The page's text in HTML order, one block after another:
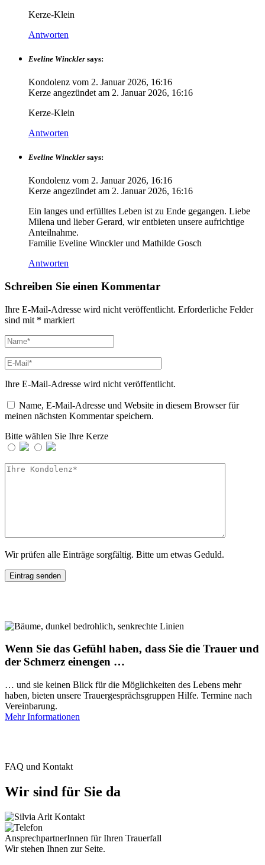
Kerze-Klein
Antworten
Eveline Winckler says:
Kondolenz vom 2. Januar 2026, 16:16
Kerze angezündet am 2. Januar 2026, 16:16
Kerze-Klein
Antworten
Eveline Winckler says:
Kondolenz vom 2. Januar 2026, 16:16
Kerze angezündet am 2. Januar 2026, 16:16
Ein langes und erfülltes Leben ist zu Ende gegangen. Liebe
Milena und lieber Gerard, wir entbieten unsere aufrichtige
Anteilnahme.
Familie Eveline Winckler und Mathilde Gosch
Antworten
Schreiben Sie einen Kommentar
Ihre E-Mail-Adresse wird nicht veröffentlicht. Erforderliche Felder
sind mit * markiert
Ihre E-Mail-Adresse wird nicht veröffentlicht.
Name, E-Mail-Adresse und Website in diesem Browser für
meinen nächsten Kommentar speichern.
Bitte wählen Sie Ihre Kerze
Wir prüfen alle Einträge sorgfältig. Bitte um etwas Geduld.
Wenn Sie das Gefühl haben, dass Sie die Trauer und
der Schmerz einengen …
… und sie keinen Blick für die Möglichkeiten des Lebens mehr
haben, bieten unsere Trauergesprächsgruppen Hilfe. Termine nach
Vereinbarung.
Mehr Informationen
FAQ und Kontakt
Wir sind für Sie da
AnsprechpartnerInnen für Ihren Trauerfall
Wir stehen Ihnen zur Seite.